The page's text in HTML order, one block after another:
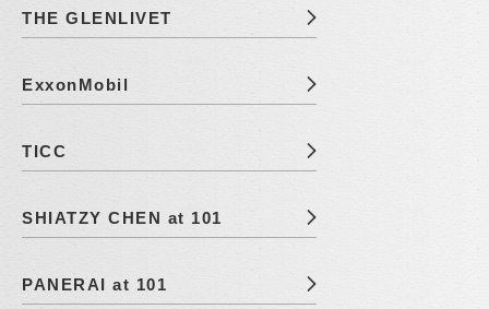
THE GLENLIVET
ExxonMobil
TICC
SHIATZY CHEN at 101
PANERAI at 101